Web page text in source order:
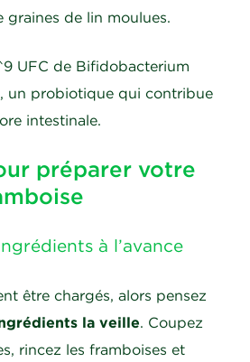
graines de lin moulues.
UFC de Bifidobacterium
un probiotique qui contribue
intestinale.
préparer votre
à l’avance
être chargés, alors pensez
la veille. Coupez
rincez les framboises et